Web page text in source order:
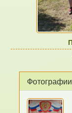
Фотографии